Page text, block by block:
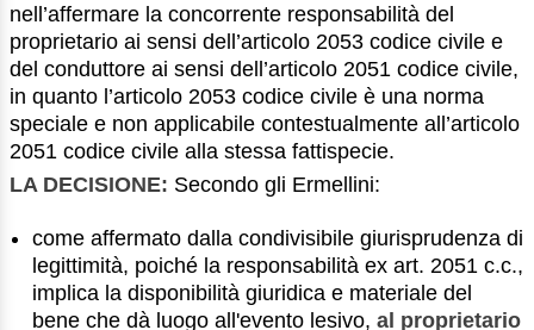
nell’affermare la concorrente responsabilità del
proprietario ai sensi dell’articolo 2053 codice civile e
del conduttore ai sensi dell’articolo 2051 codice civile,
in quanto l’articolo 2053 codice civile è una norma
speciale e non applicabile contestualmente all’articolo
2051 codice civile alla stessa fattispecie.
LA DECISIONE: Secondo gli Ermellini:
come affermato dalla condivisibile giurisprudenza di
legittimità, poiché la responsabilità ex art. 2051 c.c.,
implica la disponibilità giuridica e materiale del
bene che dà luogo all'evento lesivo,al proprietario